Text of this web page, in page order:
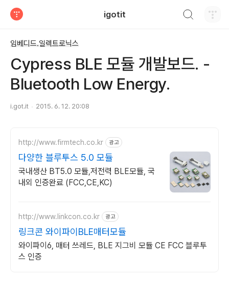
igotit
임베디드.일렉트로닉스
Cypress BLE 모듈 개발보드. -
Bluetooth Low Energy.
i.got.it 2015. 6. 12. 20:08
http://www.firmtech.co.kr 광고
다양한 블루투스 5.0 모듈
국내생산 BT5.0 모듈,저전력 BLE모듈, 국
내외 인증완료 (FCC,CE,KC)
http://www.linkcon.co.kr 광고
링크콘 와이파이BLE매터모듈
와이파이6, 매터 쓰레드, BLE 지그비 모듈 CE FCC 블루투
스 인증